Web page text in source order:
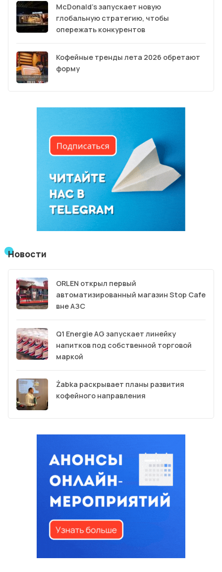
McDonald’s запускает новую
глобальную стратегию, чтобы
опережать конкурентов
Кофейные тренды лета 2026 обретают
форму
Новости
ORLEN открыл первый
автоматизированный магазин Stop Cafe
вне АЗС
Q1 Energie AG запускает линейку
напитков под собственной торговой
маркой
Żabka раскрывает планы развития
кофейного направления